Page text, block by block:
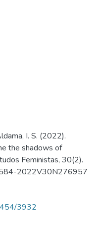
I. S. (2022).
the shadows of
Feministas, 30(2).
2022V30N276957
3932